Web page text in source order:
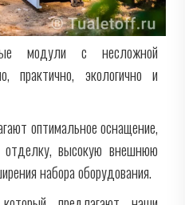
модули с несложной
практично, экологично и
оптимальное оснащение,
отделку, высокую внешнюю
набора оборудования.